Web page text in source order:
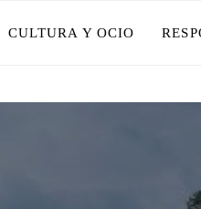
CULTURA Y OCIO